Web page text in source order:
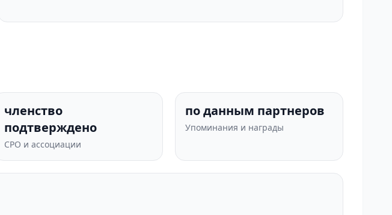
членство
подтверждено
СРО и ассоциации
по данным партнеров
Упоминания и награды